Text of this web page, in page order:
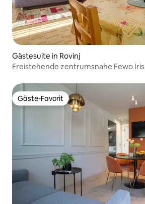
Gästesuite in Rovinj
Freistehende zentrumsnahe Fewo Iris
Gäste-Favorit
Gäste-Favorit